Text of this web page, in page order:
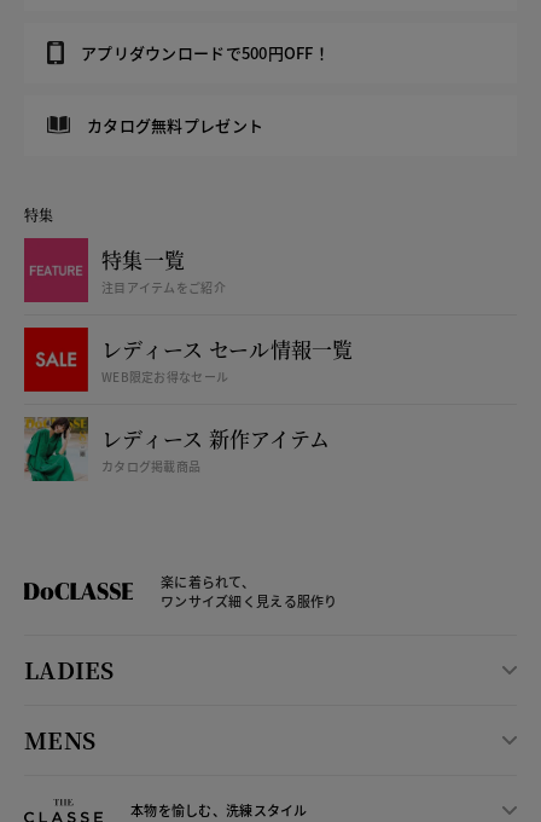
アプリダウンロードで500円OFF！
カタログ無料プレゼント
特集
特集一覧
注目アイテムをご紹介
レディース セール情報一覧
WEB限定お得なセール
レディース 新作アイテム
カタログ掲載商品
楽に着られて、
ワンサイズ細く見える服作り
LADIES
MENS
本物を愉しむ、洗練スタイル